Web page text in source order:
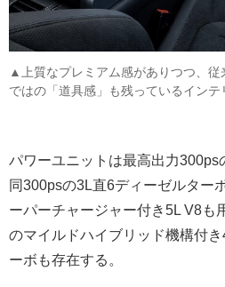
▲上質なプレミアム感がありつつ、従
ではの「道具感」も残っているインテ
パワーユニットは最高出力300ps
同300psの3L直6ディーゼルター
ーパーチャージャー付き5L V8も
のマイルドハイブリッド機構付
ーボも存在する。